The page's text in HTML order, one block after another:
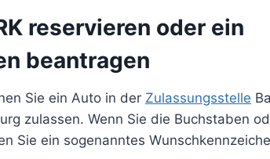
reservieren oder ein
beantragen
Sie ein Auto in der Zulassungsstelle
zulassen. Wenn Sie die Buchstaben
Sie ein sogenanntes